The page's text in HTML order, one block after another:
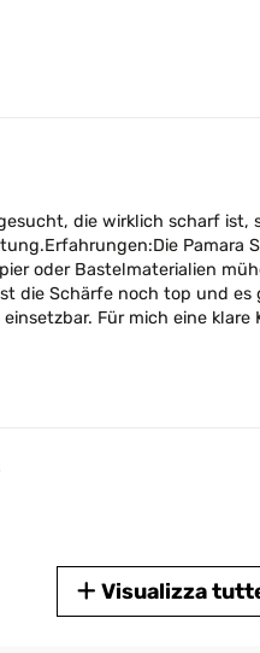
die wirklich scharf
oder Bastelmaterialien
die Schärfe noch top und
Für mich eine
Visualizza